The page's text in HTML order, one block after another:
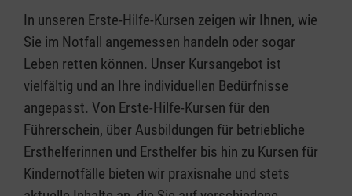
In unseren Erste-Hilfe-Kursen zeigen wir Ihnen, wie
Sie im Notfall angemessen handeln oder sogar
Leben retten können. Unser Kursangebot ist
vielfältig und an Ihre individuellen Bedürfnisse
angepasst. Von Erste-Hilfe-Kursen für den
Führerschein, über Ausbildungen für betriebliche
Ersthelferinnen und Ersthelfer bis hin zu Kursen für
Kindernotfälle bieten wir praxisnahe und stets